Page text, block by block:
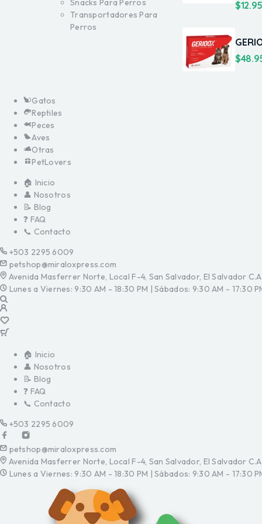
Snacks Para Perros
Transportadores Para
Perros
$12.95
$
Gatos
Reptiles
Peces
Aves
Otras
PetLovers
🏠 Inicio
👤 Nosotros
📝 Blog
❓ FAQ
📞 Contacto
+503 2295 6009
petshop@miraloxpress.com
Avenida Masferrer Norte, Local F-4, San Salvador, El Salvador
Lunes a Viernes: 9:30 AM - 18:30 PM | Sábados: 9:30 AM - 17:30
🏠 Inicio
👤 Nosotros
📝 Blog
❓ FAQ
📞 Contacto
+503 2295 6009
petshop@miraloxpress.com
Avenida Masferrer Norte, Local F-4, San Salvador, El Salvador
Lunes a Viernes: 9:30 AM - 18:30 PM | Sábados: 9:30 AM - 17:30